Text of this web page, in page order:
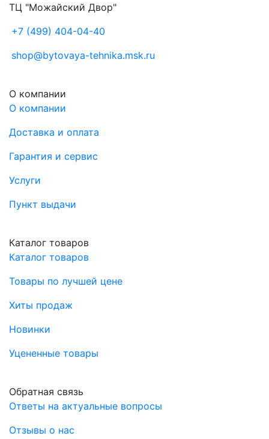
ТЦ "Можайский Двор"
+7 (499) 404-04-40
shop@bytovaya-tehnika.msk.ru
О компании
О компании
Доставка и оплата
Гарантия и сервис
Услуги
Пункт выдачи
Каталог товаров
Каталог товаров
Товары по лучшей цене
Хиты продаж
Новинки
Уцененные товары
Обратная связь
Ответы на актуальные вопросы
Отзывы о нас